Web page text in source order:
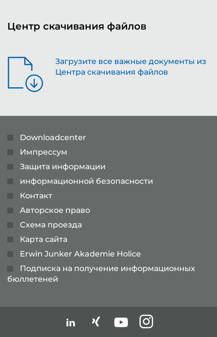
Центр скачивания файлов
Загрузите все важные документы из
Центра скачивания файлов
Downloadcenter
Импрессум
Защита информации
информационной безопасности
Контакт
Авторское право
Cхема проезда
Карта сайта
Erwin Junker Akademie Holice
Подписка на получение информационных
бюллетеней